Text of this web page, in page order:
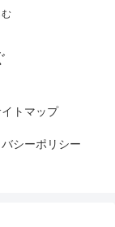
トマップ
シーポリシー